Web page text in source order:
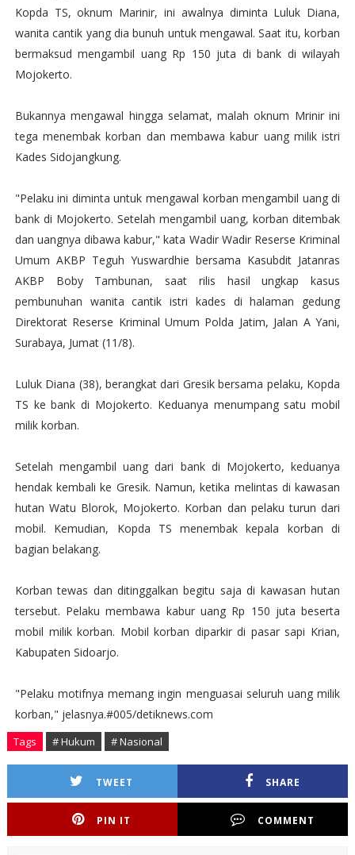
Kopda TS, oknum Marinir, ini awalnya diminta Luluk Diana,
wanita cantik yang dia bunuh untuk mengawal. Saat itu, korban
bermaksud mengambil uang Rp 150 juta di bank di wilayah
Mojokerto.
Bukannya mengawal hingga selamat, malah oknum Mrinir ini
tega menembak korban dan membawa kabur uang milik istri
Kades Sidojangkung.
"Pelaku ini diminta untuk mengawal korban mengambil uang di
bank di Mojokerto. Setelah mengambil uang, korban ditembak
dan uangnya dibawa kabur," kata Wadir Wadir Reserse Kriminal
Umum AKBP Teguh Yuswardhie bersama Kasubdit Jatanras
AKBP Boby Tambunan, saat rilis hasil ungkap kasus
pembunuhan wanita cantik istri kades di halaman gedung
Direktorat Reserse Kriminal Umum Polda Jatim, Jalan A Yani,
Surabaya, Jumat (11/8).
Luluk Diana (38), berangkat dari Gresik bersama pelaku, Kopda
TS ke bank di Mojokerto. Keduanya menumpang satu mobil
milik korban.
Setelah mengambil uang dari bank di Mojokerto, keduanya
hendak kembali ke Gresik. Namun, ketika melintas di kawasan
hutan Watu Blorok, Mojokerto. Korban dan pelaku turun dari
mobil. Kemudian, Kopda TS menembak kepala korban di
bagian belakang.
Korban tewas dan ditinggalkan begitu saja di kawasan hutan
tersebut. Pelaku membawa kabur uang Rp 150 juta beserta
mobil milik korban. Mobil korban diparkir di pasar sapi Krian,
Kabupaten Sidoarjo.
"Pelaku motifnya memang ingin menguasai seluruh uang milik
korban," jelasnya.#005/detiknews.com
Tags # Hukum # Nasional
TWEET SHARE
PIN IT COMMENT